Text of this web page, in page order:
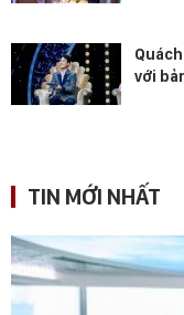
với
TIN MỚI NHẤT